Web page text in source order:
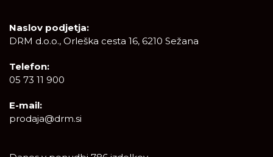
Naslov podjetja:
DRM d.o.o., Orleška cesta 16, 6210 Sežana
Telefon:
05 73 11 900
E-mail:
prodaja@drm.si